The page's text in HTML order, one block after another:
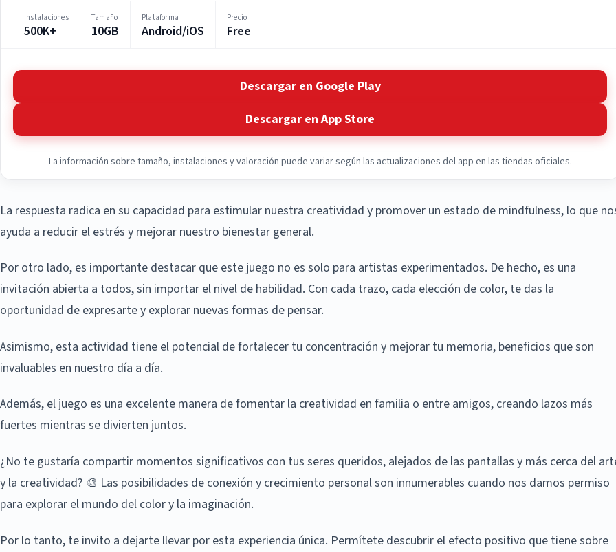
Instalaciones
500K+
Tamaño
10GB
Plataforma
Android/iOS
Precio
Free
Descargar en Google Play
Descargar en App Store
La información sobre tamaño, instalaciones y valoración puede variar según las actualizaciones del app en las tiendas oficiales.
La respuesta radica en su capacidad para estimular nuestra creatividad y promover un estado de mindfulness, lo que
ayuda a reducir el estrés y mejorar nuestro bienestar general.
Por otro lado, es importante destacar que este juego no es solo para artistas experimentados. De hecho, es una
invitación abierta a todos, sin importar el nivel de habilidad. Con cada trazo, cada elección de color, te das la
oportunidad de expresarte y explorar nuevas formas de pensar.
Asimismo, esta actividad tiene el potencial de fortalecer tu concentración y mejorar tu memoria, beneficios que son
invaluables en nuestro día a día.
Además, el juego es una excelente manera de fomentar la creatividad en familia o entre amigos, creando lazos más
fuertes mientras se divierten juntos.
¿No te gustaría compartir momentos significativos con tus seres queridos, alejados de las pantallas y más cerca del
y la creatividad? 🎨 Las posibilidades de conexión y crecimiento personal son innumerables cuando nos damos permiso
para explorar el mundo del color y la imaginación.
Por lo tanto, te invito a dejarte llevar por esta experiencia única. Permítete descubrir el efecto positivo que tiene sobre